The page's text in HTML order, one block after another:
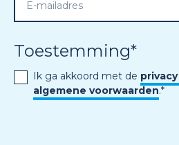
Toestemming*
Ik ga akkoord met de
algemene voorwaarden.*